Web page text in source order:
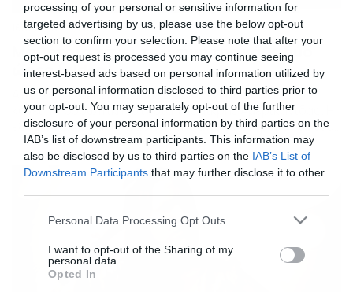
processing of your personal or sensitive information for
targeted advertising by us, please use the below opt-out
section to confirm your selection. Please note that after your
opt-out request is processed you may continue seeing
interest-based ads based on personal information utilized by
us or personal information disclosed to third parties prior to
your opt-out. You may separately opt-out of the further
disclosure of your personal information by third parties on the
IAB’s list of downstream participants. This information may
also be disclosed by us to third parties on the IAB’s List of
Downstream Participants that may further disclose it to other
Please note that this website/app uses one or more Google
not limited to your visit or usage behaviour. You may click to
grant or deny consent to Google and its third-party tags to
use your data for below specified purposes in below Google
Personal Data Processing Opt Outs
I want to opt-out of the Sharing of my
personal data.
Opted In
16/09/2019 14:50
Μαθήτρια χάνει τη μνήμη της κάθε δύο
ώρες (video)
Απίστευτο και όμως αληθινό! Τον γύρο του κόσμου
κάνει η προσωπική ιστορία της μικρής Αμερικανίδας. Η
εξαιρετικά σπάνια πάθησή της αποτελεί γρίφο για τους
γιατρούς, που αναζητούν θεραπεία.